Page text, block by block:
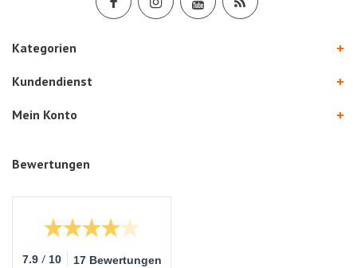
Kategorien
Kundendienst
Mein Konto
Bewertungen
7.9 / 10 17 Bewertungen